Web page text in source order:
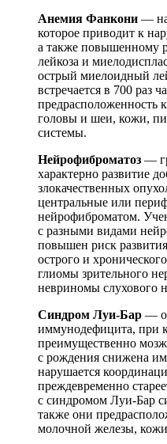
Анемия Фанкони —
которое приводит к
а также повышенному
лейкоза и
острый миелоидный
встречается в 700 раз
предрасположенность
головы и шеи, кожи,
системы.
Нейрофиброматоз —
характерно развитие
злокачественных
центральные или
нейрофиброматом.
с разными видами
повышен риск
острого и
глиомы зрительного
невриномы слухового
Синдром Луи-Бар —
иммунодефицита, при
преимущественно
с рождения снижена
нарушается
преждевременно
с синдромом Луи-Бар
также они
молочной железы,